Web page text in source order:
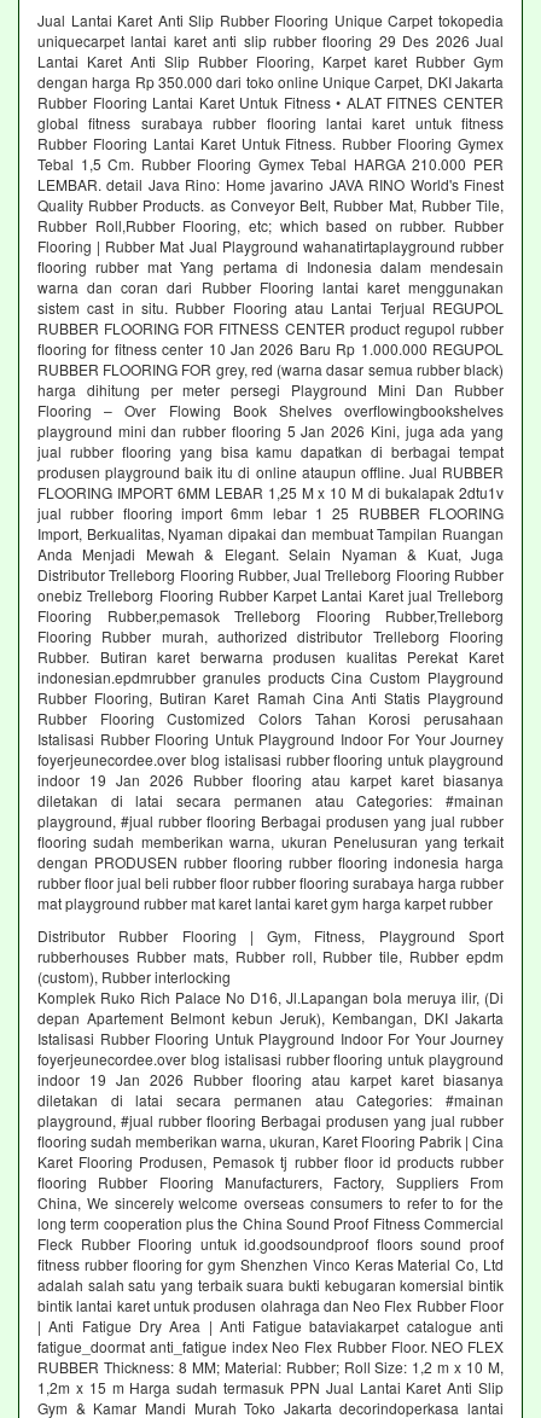
Jual Lantai Karet Anti Slip Rubber Flooring Unique Carpet tokopedia
uniquecarpet lantai karet anti slip rubber flooring 29 Des 2026 Jual
Lantai Karet Anti Slip Rubber Flooring, Karpet karet Rubber Gym
dengan harga Rp 350.000 dari toko online Unique Carpet, DKI Jakarta
Rubber Flooring Lantai Karet Untuk Fitness • ALAT FITNES CENTER
global fitness surabaya rubber flooring lantai karet untuk fitness
Rubber Flooring Lantai Karet Untuk Fitness. Rubber Flooring Gymex
Tebal 1,5 Cm. Rubber Flooring Gymex Tebal HARGA 210.000 PER
LEMBAR. detail Java Rino: Home javarino JAVA RINO World's Finest
Quality Rubber Products. as Conveyor Belt, Rubber Mat, Rubber Tile,
Rubber Roll,Rubber Flooring, etc; which based on rubber. Rubber
Flooring | Rubber Mat Jual Playground wahanatirtaplayground rubber
flooring rubber mat Yang pertama di Indonesia dalam mendesain
warna dan coran dari Rubber Flooring lantai karet menggunakan
sistem cast in situ. Rubber Flooring atau Lantai Terjual REGUPOL
RUBBER FLOORING FOR FITNESS CENTER product regupol rubber
flooring for fitness center 10 Jan 2026 Baru Rp 1.000.000 REGUPOL
RUBBER FLOORING FOR grey, red (warna dasar semua rubber black)
harga dihitung per meter persegi Playground Mini Dan Rubber
Flooring – Over Flowing Book Shelves overflowingbookshelves
playground mini dan rubber flooring 5 Jan 2026 Kini, juga ada yang
jual rubber flooring yang bisa kamu dapatkan di berbagai tempat
produsen playground baik itu di online ataupun offline. Jual RUBBER
FLOORING IMPORT 6MM LEBAR 1,25 M x 10 M di bukalapak 2dtu1v
jual rubber flooring import 6mm lebar 1 25 RUBBER FLOORING
Import, Berkualitas, Nyaman dipakai dan membuat Tampilan Ruangan
Anda Menjadi Mewah & Elegant. Selain Nyaman & Kuat, Juga
Distributor Trelleborg Flooring Rubber, Jual Trelleborg Flooring Rubber
onebiz Trelleborg Flooring Rubber Karpet Lantai Karet jual Trelleborg
Flooring Rubber,pemasok Trelleborg Flooring Rubber,Trelleborg
Flooring Rubber murah, authorized distributor Trelleborg Flooring
Rubber. Butiran karet berwarna produsen kualitas Perekat Karet
indonesian.epdmrubber granules products Cina Custom Playground
Rubber Flooring, Butiran Karet Ramah Cina Anti Statis Playground
Rubber Flooring Customized Colors Tahan Korosi perusahaan
Istalisasi Rubber Flooring Untuk Playground Indoor For Your Journey
foyerjeunecordee.over blog istalisasi rubber flooring untuk playground
indoor 19 Jan 2026 Rubber flooring atau karpet karet biasanya
diletakan di latai secara permanen atau Categories: #mainan
playground, #jual rubber flooring Berbagai produsen yang jual rubber
flooring sudah memberikan warna, ukuran Penelusuran yang terkait
dengan PRODUSEN rubber flooring rubber flooring indonesia harga
rubber floor jual beli rubber floor rubber flooring surabaya harga rubber
mat playground rubber mat karet lantai karet gym harga karpet rubber
Distributor Rubber Flooring | Gym, Fitness, Playground Sport
rubberhouses Rubber mats, Rubber roll, Rubber tile, Rubber epdm
(custom), Rubber interlocking
Komplek Ruko Rich Palace No D16, Jl.Lapangan bola meruya ilir, (Di
depan Apartement Belmont kebun Jeruk), Kembangan, DKI Jakarta
Istalisasi Rubber Flooring Untuk Playground Indoor For Your Journey
foyerjeunecordee.over blog istalisasi rubber flooring untuk playground
indoor 19 Jan 2026 Rubber flooring atau karpet karet biasanya
diletakan di latai secara permanen atau Categories: #mainan
playground, #jual rubber flooring Berbagai produsen yang jual rubber
flooring sudah memberikan warna, ukuran, Karet Flooring Pabrik | Cina
Karet Flooring Produsen, Pemasok tj rubber floor id products rubber
flooring Rubber Flooring Manufacturers, Factory, Suppliers From
China, We sincerely welcome overseas consumers to refer to for the
long term cooperation plus the China Sound Proof Fitness Commercial
Fleck Rubber Flooring untuk id.goodsoundproof floors sound proof
fitness rubber flooring for gym Shenzhen Vinco Keras Material Co, Ltd
adalah salah satu yang terbaik suara bukti kebugaran komersial bintik
bintik lantai karet untuk produsen olahraga dan Neo Flex Rubber Floor
| Anti Fatigue Dry Area | Anti Fatigue bataviakarpet catalogue anti
fatigue_doormat anti_fatigue index Neo Flex Rubber Floor. NEO FLEX
RUBBER Thickness: 8 MM; Material: Rubber; Roll Size: 1,2 m x 10 M,
1,2m x 15 m Harga sudah termasuk PPN Jual Lantai Karet Anti Slip
Gym & Kamar Mandi Murah Toko Jakarta decorindoperkasa lantai